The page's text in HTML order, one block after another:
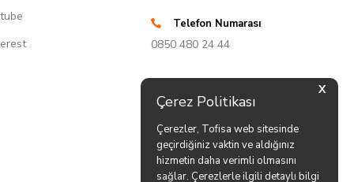
X
Çerez Politikası
Çerezler, Tofisa web sitesinde
geçirdiğiniz vaktin ve aldığınız
hizmetin daha verimli olmasını
sağlar. Çerezlerle ilgili detaylı bilgi
Telefon Numarası
0850 480 24 44